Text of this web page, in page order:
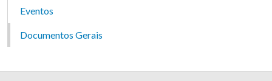
Eventos
Documentos Gerais